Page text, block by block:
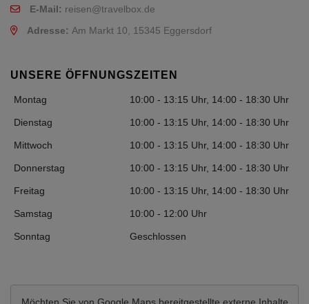
E-Mail: reisen@travelbox.de
Adresse: Am Markt 10, 15345 Eggersdorf
UNSERE ÖFFNUNGSZEITEN
Montag 10:00 - 13:15 Uhr, 14:00 - 18:30 Uhr
Dienstag 10:00 - 13:15 Uhr, 14:00 - 18:30 Uhr
Mittwoch 10:00 - 13:15 Uhr, 14:00 - 18:30 Uhr
Donnerstag 10:00 - 13:15 Uhr, 14:00 - 18:30 Uhr
Freitag 10:00 - 13:15 Uhr, 14:00 - 18:30 Uhr
Samstag 10:00 - 12:00 Uhr
Sonntag Geschlossen